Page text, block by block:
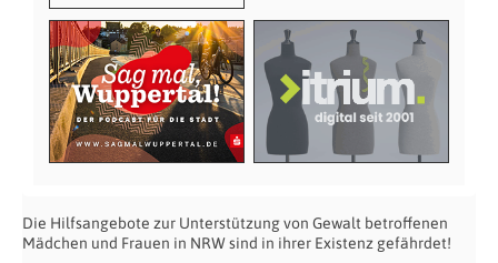
Die Hilfsangebote zur Unterstützung von Gewalt betroffenen
Mädchen und Frauen in NRW sind in ihrer Existenz gefährdet!